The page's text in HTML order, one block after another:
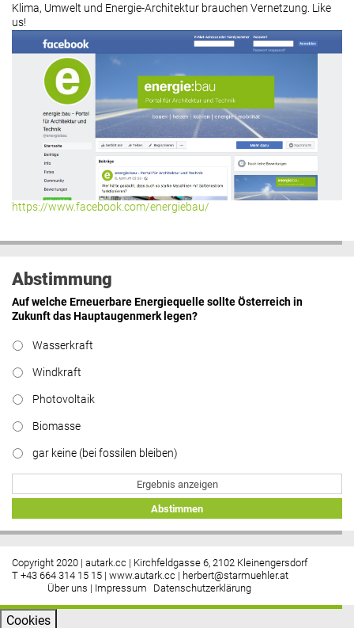
Roland Mösl: „Man wollte wohl
Kasse machen statt neue Produkte
erfinden.“ lesen
Hier geht’s zu allen Kommentaren
Klima, Umwelt und Energie-Architektur brauchen Vernetzung. Like
us!
https://www.facebook.com/energiebau/
Abstimmung
Auf welche Erneuerbare Energiequelle sollte Österreich in
Zukunft das Hauptaugenmerk legen?
Wasserkraft
Windkraft
Photovoltaik
Biomasse
gar keine (bei fossilen bleiben)
Ergebnis anzeigen
Abstimmen
Copyright 2020 | autark.cc | Kirchfeldgasse 6, 2102 Kleinengersdorf
T +43 664 314 15 15 | www.autark.cc | herbert@starmuehler.at
Über uns | Impressum Datenschutzerklärung
Cookies